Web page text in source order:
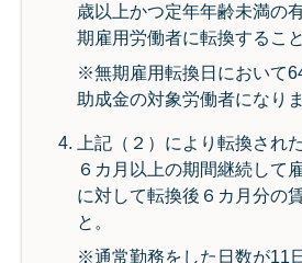
歳以上かつ定年年齢未満の
期雇用労働者に転換すること
※無期雇用転換日において
助成金の対象労働者になり
上記（２）により転換され
６カ月以上の期間継続して
に対して転換後６カ月分の
と。
※通常勤務をした日数が11